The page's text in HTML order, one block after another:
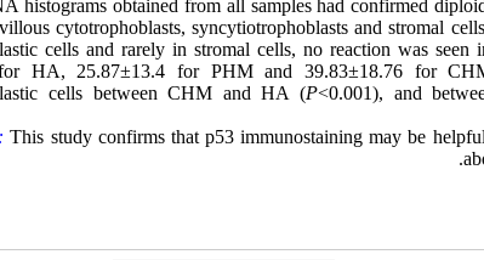
histograms obtained from all samples had confirmed
cytotrophoblasts, syncytiotrophoblasts and stromal
cells and rarely in stromal cells, no reaction was
HA, 25.87±13.4 for PHM and 39.83±18.76 for
cells between CHM and HA (P<0.001), and
: This study confirms that p53 immunostaining may be